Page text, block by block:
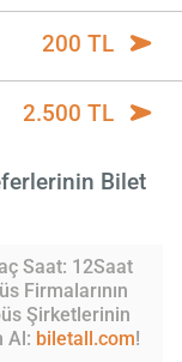
200 TL
2.500 TL
Bilet
Saat: 12Saat
Firmalarının
Şirketlerinin
Al: biletall.com!